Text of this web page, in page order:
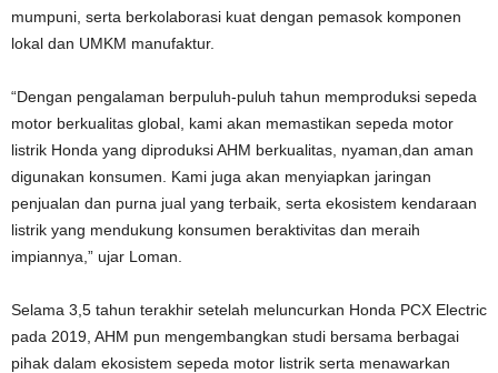
mumpuni, serta berkolaborasi kuat dengan pemasok komponen
lokal dan UMKM manufaktur.
“Dengan pengalaman berpuluh-puluh tahun memproduksi sepeda
motor berkualitas global, kami akan memastikan sepeda motor
listrik Honda yang diproduksi AHM berkualitas, nyaman,dan aman
digunakan konsumen. Kami juga akan menyiapkan jaringan
penjualan dan purna jual yang terbaik, serta ekosistem kendaraan
listrik yang mendukung konsumen beraktivitas dan meraih
impiannya,” ujar Loman.
Selama 3,5 tahun terakhir setelah meluncurkan Honda PCX Electric
pada 2019, AHM pun mengembangkan studi bersama berbagai
pihak dalam ekosistem sepeda motor listrik serta menawarkan